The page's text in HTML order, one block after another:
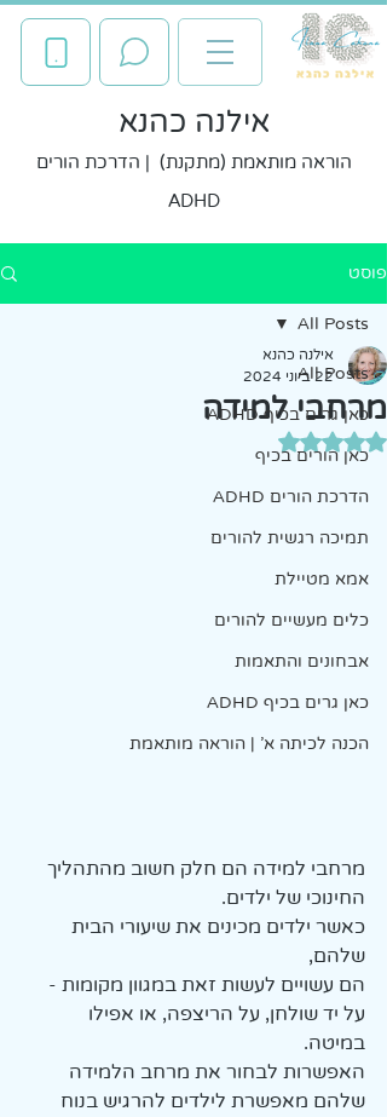
אילנה כהנא
הוראה מותאמת (מתקנת) | הדרכת הורים
ADHD
פוסט
All Posts
כאן גרים בכיף ADHD
כאן הורים בכיף
הדרכת הורים ADHD
תמיכה רגשית להורים
אמא מטיילת
כלים מעשיים להורים
אבחונים והתאמות
כאן גרים בכיף ADHD
הכנה לכיתה א' | הוראה מותאמת
All Posts
מרחבי למידה
אילנה כהנא
22 ביוני 2024
דירוג של NaN מתוך 5 כוכבים
מרחבי למידה הם חלק חשוב מהתהליך
החינוכי של ילדים.
כאשר ילדים מכינים את שיעורי הבית
שלהם,
הם עשויים לעשות זאת במגוון מקומות -
על יד שולחן, על הריצפה, או אפילו
במיטה.
האפשרות לבחור את מרחב הלמידה
שלהם מאפשרת לילדים להרגיש בנוח